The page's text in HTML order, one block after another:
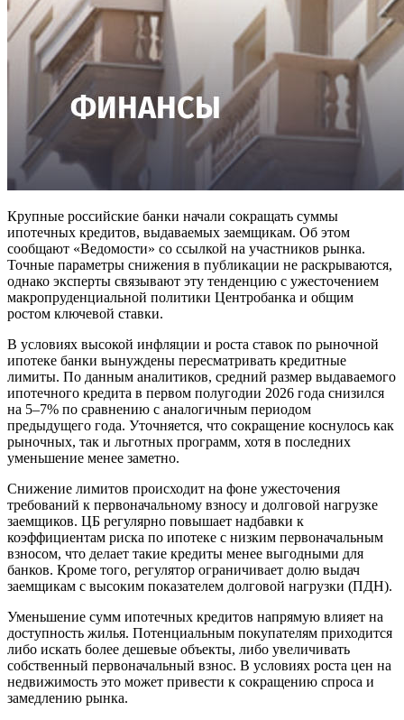
Крупные российские банки начали сокращать суммы
ипотечных кредитов, выдаваемых заемщикам. Об этом
сообщают «Ведомости» со ссылкой на участников рынка.
Точные параметры снижения в публикации не раскрываются,
однако эксперты связывают эту тенденцию с ужесточением
макропруденциальной политики Центробанка и общим
ростом ключевой ставки.
В условиях высокой инфляции и роста ставок по рыночной
ипотеке банки вынуждены пересматривать кредитные
лимиты. По данным аналитиков, средний размер выдаваемого
ипотечного кредита в первом полугодии 2026 года снизился
на 5–7% по сравнению с аналогичным периодом
предыдущего года. Уточняется, что сокращение коснулось как
рыночных, так и льготных программ, хотя в последних
уменьшение менее заметно.
Снижение лимитов происходит на фоне ужесточения
требований к первоначальному взносу и долговой нагрузке
заемщиков. ЦБ регулярно повышает надбавки к
коэффициентам риска по ипотеке с низким первоначальным
взносом, что делает такие кредиты менее выгодными для
банков. Кроме того, регулятор ограничивает долю выдач
заемщикам с высоким показателем долговой нагрузки (ПДН).
Уменьшение сумм ипотечных кредитов напрямую влияет на
доступность жилья. Потенциальным покупателям приходится
либо искать более дешевые объекты, либо увеличивать
собственный первоначальный взнос. В условиях роста цен на
недвижимость это может привести к сокращению спроса и
замедлению рынка.